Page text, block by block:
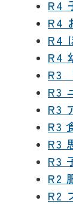
R4
R4
R4
R4
R3
R3
R3
R3
R3
R3
R2
R2